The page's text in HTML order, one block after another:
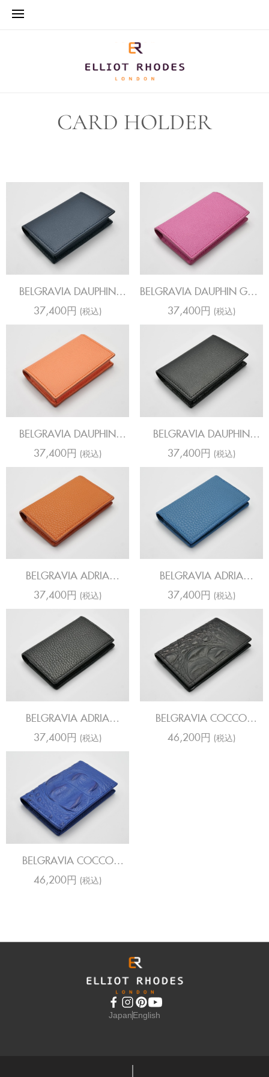
CARD HOLDER
BELGRAVIA DAUPHIN
MARINE CARD HOLDER
37,400円 (税込)
BELGRAVIA DAUPHIN GUM
CARD HOLDER
37,400円 (税込)
BELGRAVIA DAUPHIN
MANDARIN CARD HOLDER
37,400円 (税込)
BELGRAVIA DAUPHIN
BLACK CARD HOLDER
37,400円 (税込)
BELGRAVIA ADRIA
COLOUR ORANGE CARD
HOLDER
37,400円 (税込)
BELGRAVIA ADRIA
COLOUR TURQ CARD
HOLDER
37,400円 (税込)
BELGRAVIA ADRIA
COLOUR BLACK CARD
HOLDER
37,400円 (税込)
BELGRAVIA COCCO
JENNY BLACKE CARD
HOLDER
46,200円 (税込)
BELGRAVIA COCCO
JENNY ELECTRIC BLUE
CARD HOLDER
46,200円 (税込)
JapanEnglish